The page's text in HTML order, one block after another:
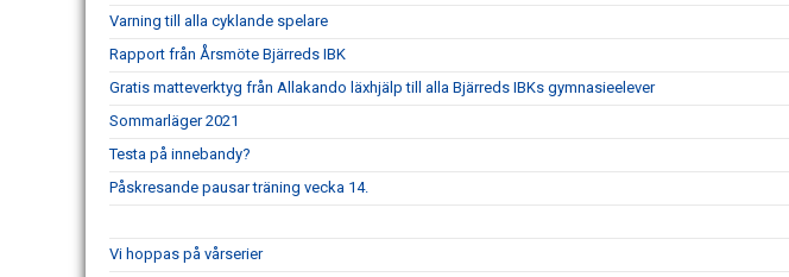
Varning till alla cyklande spelare
Rapport från Årsmöte Bjärreds IBK
Gratis matteverktyg från Allakando läxhjälp till alla Bjärreds IBKs gymnasieelever
Sommarläger 2021
Testa på innebandy?
Påskresande pausar träning vecka 14.
Vi hoppas på vårserier